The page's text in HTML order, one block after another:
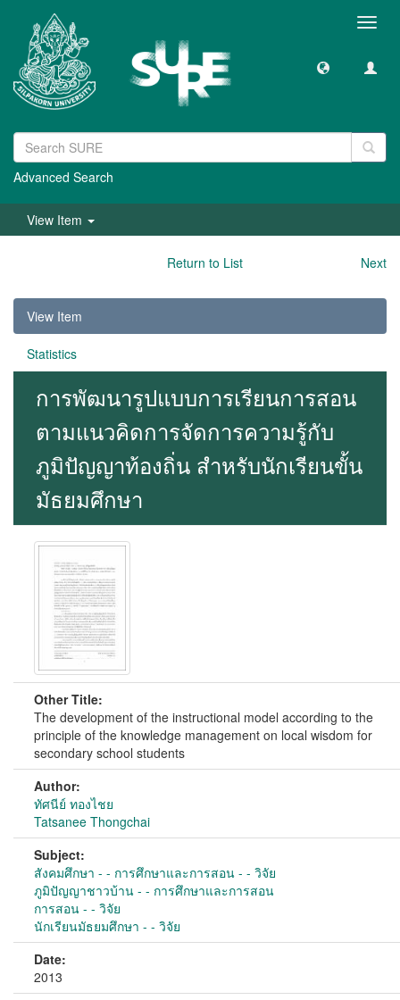
Advanced Search
View Item
Return to List Next
View Item
Statistics
การพัฒนารูปแบบการเรียนการสอน
ตามแนวคิดการจัดการความรู้กับ
ภูมิปัญญาท้องถิ่น สำหรับนักเรียนขั้น
มัธยมศึกษา
Other Title:
The development of the instructional model according to the
principle of the knowledge management on local wisdom for
secondary school students
Author:
ทัศนีย์ ทองไชย
Tatsanee Thongchai
Subject:
สังคมศึกษา - - การศึกษาและการสอน - - วิจัย
ภูมิปัญญาชาวบ้าน - - การศึกษาและการสอน
การสอน - - วิจัย
นักเรียนมัธยมศึกษา - - วิจัย
Date:
2013